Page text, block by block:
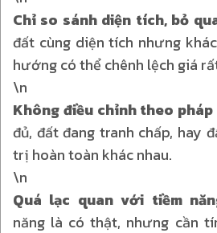
Chỉ so sánh diện tích, bỏ
đất cùng diện tích nhưng
hướng có thể chênh lệch giá
\n
Không điều chỉnh theo
đủ, đất đang tranh chấp, hay
trị hoàn toàn khác nhau.
\n
Quá lạc quan với tiềm
năng là có thật, nhưng cần